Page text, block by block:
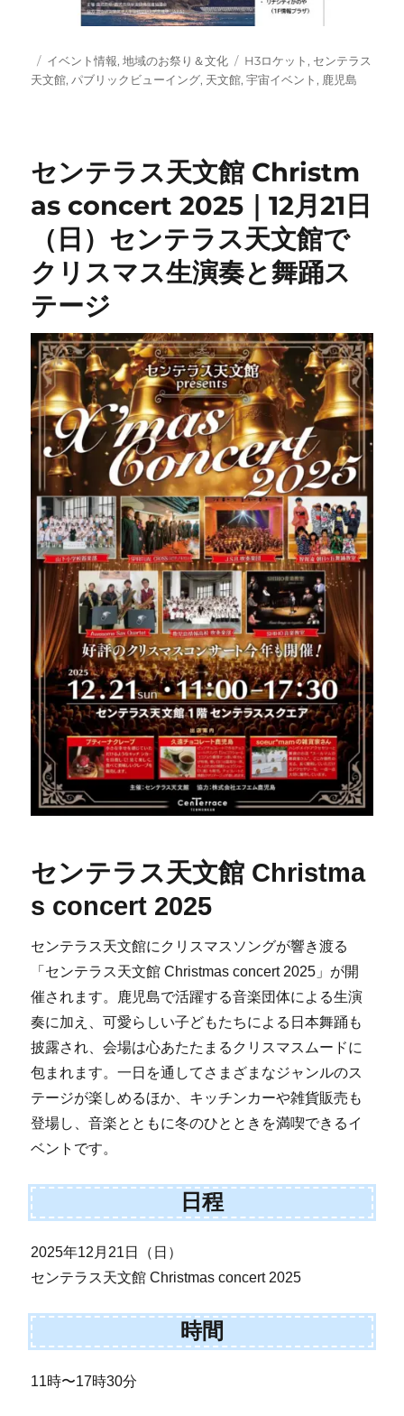
投
稿
カ
テ
イベント情報,地域のお祭り＆文化
タ
グ
H3ロケット , センテラス
天文館, パブリックビューイング, 天文館,宇宙イベント , 鹿児島
センテラス天文館 Christm
as concert 2025｜12月21日
（日）センテラス天文館で
クリスマス生演奏と舞踊ス
テージ
センテラス天文館 Christma
s concert 2025
センテラス天文館にクリスマスソングが響き渡る
「センテラス天文館 Christmas concert 2025」が開
催されます。鹿児島で活躍する音楽団体による生演
奏に加え、可愛らしい子どもたちによる日本舞踊も
披露され、会場は心あたたまるクリスマスムードに
包まれます。一日を通してさまざまなジャンルのス
テージが楽しめるほか、キッチンカーや雑貨販売も
登場し、音楽とともに冬のひとときを満喫できるイ
ベントです。
日程
2025年12月21日（日）
センテラス天文館 Christmas concert 2025
時間
11時〜17時30分